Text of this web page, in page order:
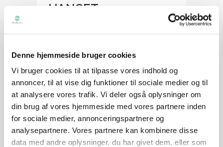
Denne hjemmeside bruger cookies
Vi bruger cookies til at tilpasse vores indhold og
annoncer, til at vise dig funktioner til sociale medier og til
at analysere vores trafik. Vi deler også oplysninger om
din brug af vores hjemmeside med vores partnere inden
for sociale medier, annonceringspartnere og
analysepartnere. Vores partnere kan kombinere disse
data med andre oplysninger, du har givet dem, eller som
UANSET
Udveksling
Share
At studere i udlandet er en unik og
berigende oplevelse, der åbner døre
til kulturel forståelse og personlig
udvikling. Og når det kommer til at
vælge en destination for din
udvekslingsoplevelse, er Sydkorea et